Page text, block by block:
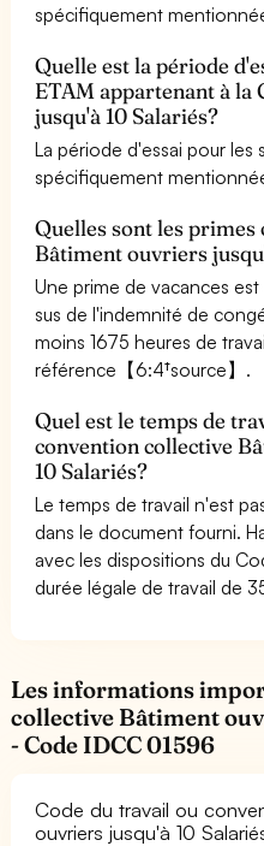
spécifiquement
Quelle est la période
ETAM appartenant à
jusqu'à 10 Salariés?
La période d'essai pour les
spécifiquement
Quelles sont les
Bâtiment ouvriers
Une prime de vacances
sus de l'indemnité de
moins 1675 heures de
référence【6:4†source】.
Quel est le temps de
convention collective
10 Salariés?
Le temps de travail n'est
dans le document fourni.
avec les dispositions du
durée légale de travail de
Les informations
collective Bâtiment
- Code IDCC 01596
Code du travail ou
ouvriers jusqu'à 10